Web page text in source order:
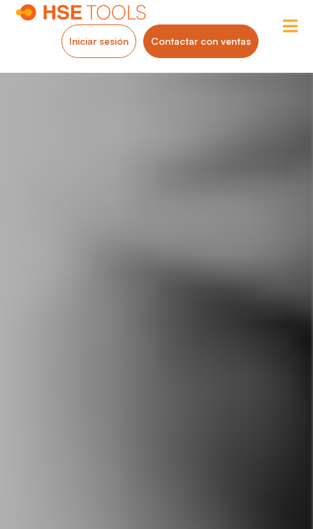
Iniciar sesión Contactar con ventas